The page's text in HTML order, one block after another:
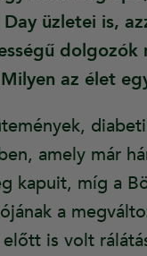
üzletei is,
dolgozók
az élet
amely már
kapuit, míg a
a
is volt